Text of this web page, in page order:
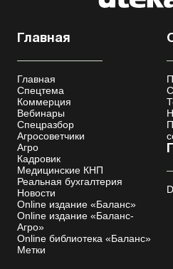
Главная
Главная
Спецтема
Коммерция
Вебинары
Спецразбор
Агросоветчики
Агро
Кадровик
Медицинские КНП
Реальная бухгалтерия
Новости
Online издание «Баланс»
Online издание «Баланс-
Агро»
Online библиотека «Баланс»
Метки